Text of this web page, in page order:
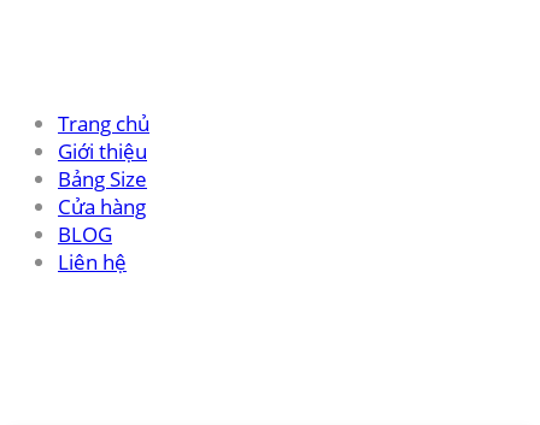
Trang chủ
Giới thiệu
Bảng Size
Cửa hàng
BLOG
Liên hệ